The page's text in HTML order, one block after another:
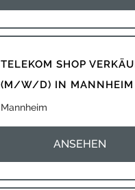
TELEKOM SHOP
(M/W/D) IN MANNHEIM
Mannheim
ANSEHEN